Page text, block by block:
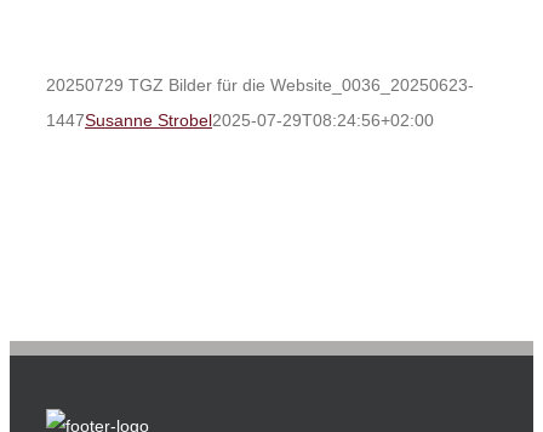
20250729 TGZ Bilder für die Website_0036_20250623-
1447Susanne Strobel2025-07-29T08:24:56+02:00